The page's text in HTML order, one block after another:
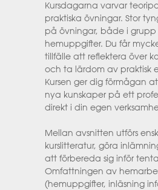
Kursdagarna varvar
praktiska övningar. Stor
på övningar, både i grupp
hemuppgifter. Du får
tillfälle att reflektera över
och ta lärdom av praktisk
Kursen ger dig förmågan
nya kunskaper på ett
direkt i din egen
Mellan avsnitten utförs
kurslitteratur, göra
att förbereda sig inför
Omfattningen av
(hemuppgifter, inläsning